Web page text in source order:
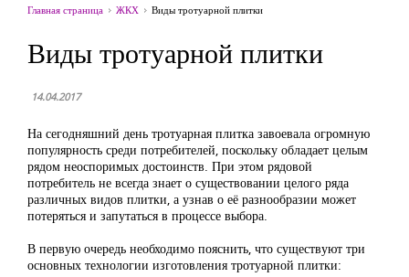
Главная страница ЖКХ Виды тротуарной плитки
Виды тротуарной плитки
14.04.2017
На сегодняшний день тротуарная плитка завоевала огромную
популярность среди потребителей, поскольку обладает целым
рядом неоспоримых достоинств. При этом рядовой
потребитель не всегда знает о существовании целого ряда
различных видов плитки, а узнав о её разнообразии может
потеряться и запутаться в процессе выбора.
В первую очередь необходимо пояснить, что существуют три
основных технологии изготовления тротуарной плитки: